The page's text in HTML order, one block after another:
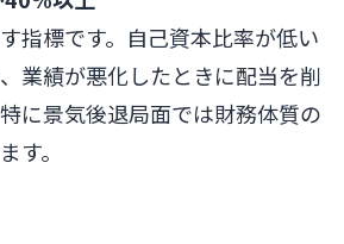
指標です。自己資本比率が低い
業績が悪化したときに配当を削
に景気後退局面では財務体質の
す。